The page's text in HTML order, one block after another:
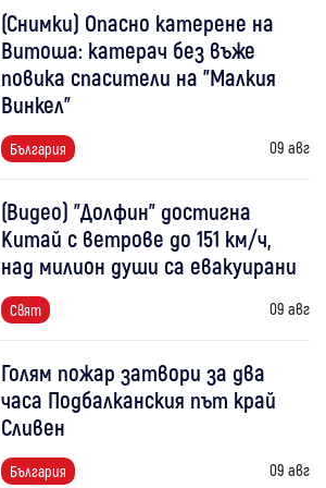
(Снимки) Опасно катерене на
Витоша: катерач без въже
повика спасители на "Малкия
Винкел"
България 09 авг
(Видео) "Долфин" достигна
Китай с ветрове до 151 км/ч,
над милион души са евакуирани
Свят 09 авг
Голям пожар затвори за два
часа Подбалканския път край
Сливен
България 09 авг